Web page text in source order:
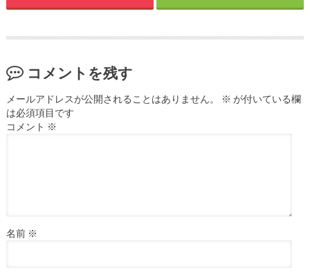
コメントを残す
メールアドレスが公開されることはありません。 ※ が付いている欄
は必須項目です
コメント ※
名前 ※